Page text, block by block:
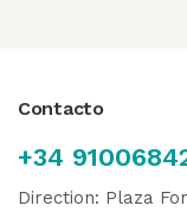
Contacto
+34
Direction: Plaza